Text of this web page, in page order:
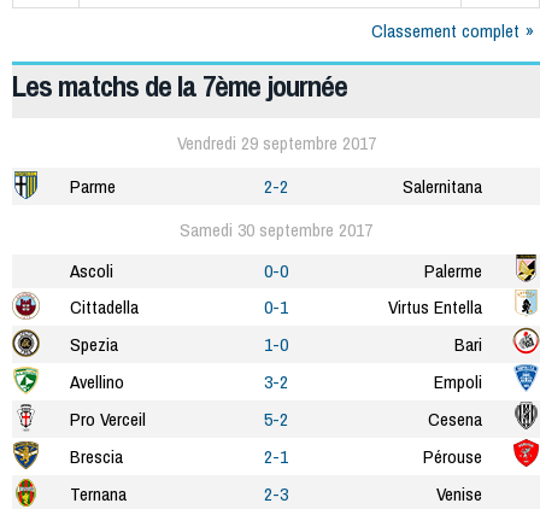
Classement complet
Les matchs de la 7ème journée
Vendredi 29 septembre 2017
Parme
2-2
Salernitana
Samedi 30 septembre 2017
Ascoli
0-0
Palerme
Cittadella
0-1
Virtus Entella
Spezia
1-0
Bari
Avellino
3-2
Empoli
Pro Verceil
5-2
Cesena
Brescia
2-1
Pérouse
Ternana
2-3
Venise